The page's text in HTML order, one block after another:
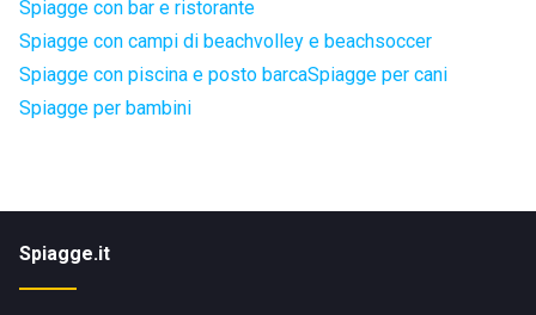
Spiagge con bar e ristorante
Spiagge con campi di beachvolley e beachsoccer
Spiagge con piscina e posto barcaSpiagge per cani
Spiagge per bambini
Spiagge.it